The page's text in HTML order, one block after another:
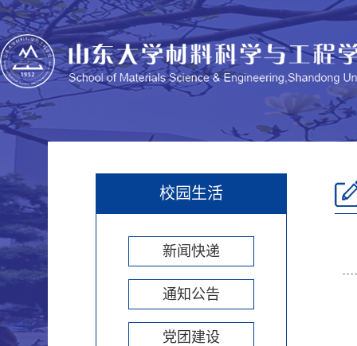
校园生活
新闻快递
通知公告
党团建设